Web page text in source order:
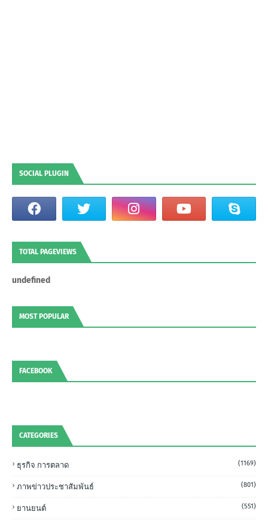
SOCIAL PLUGIN
TOTAL PAGEVIEWS
undefned
MOST POPULAR
FACEBOOK
CATEGORIES
ธุรกิจ การตลาด (1169)
ภาพข่าวประชาสัมพันธ์ (801)
ยานยนต์ (551)